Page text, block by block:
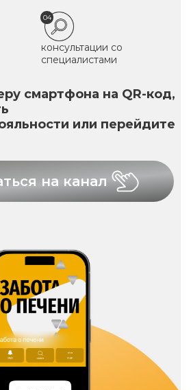
04
консультации со
специалистами
смартфона на QR-код,
или перейдите
на канал